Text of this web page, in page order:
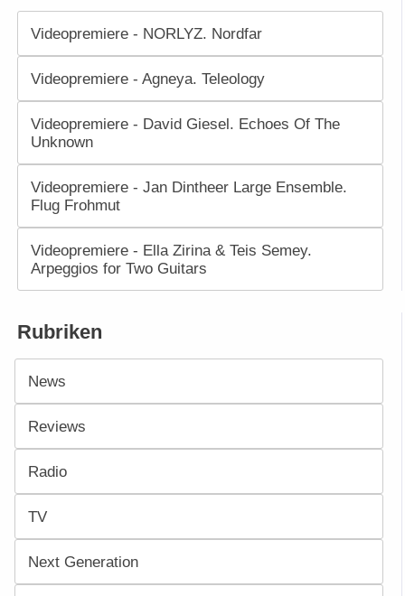
Videopremiere - NORLYZ. Nordfar
Videopremiere - Agneya. Teleology
Videopremiere - David Giesel. Echoes Of The
Unknown
Videopremiere - Jan Dintheer Large Ensemble.
Flug Frohmut
Videopremiere - Ella Zirina & Teis Semey.
Arpeggios for Two Guitars
Rubriken
News
Reviews
Radio
TV
Next Generation